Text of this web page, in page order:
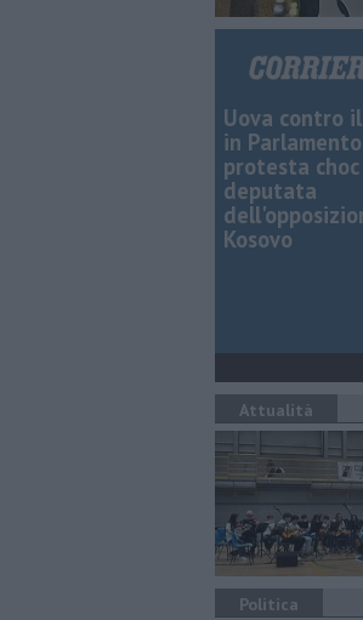
Uova contro
in
protesta
deputata
Kosovo
Attualità
Politica